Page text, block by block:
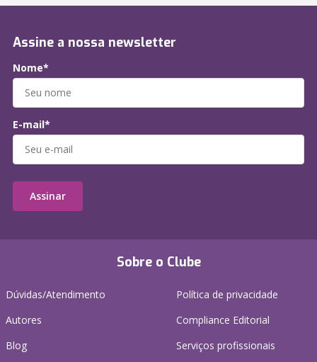
Sobre o Clube
Dúvidas/Atendimento
Autores
Blog
Política de privacidade
Compliance Editorial
Serviços profissionais
Assine a nossa newsletter
Nome*
E-mail*
Assinar